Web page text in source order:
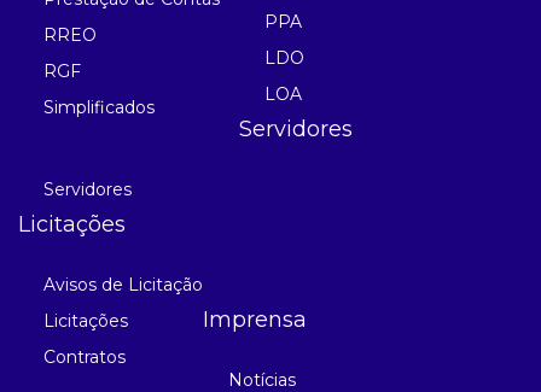
RREO
RGF
Simplificados
PPA
LDO
LOA
Servidores
Servidores
Licitações
Avisos de Licitação
Licitações
Contratos
Imprensa
Notícias